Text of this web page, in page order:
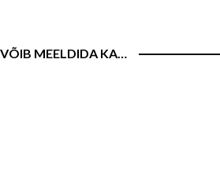
MEELDIDA KA…